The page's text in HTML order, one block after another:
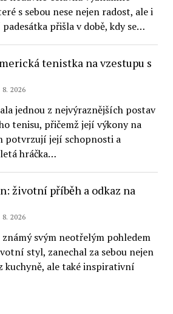
s sebou nese nejen radost, ale i
přišla v době, kdy se…
tenistka na vzestupu s
2026
jednou z nejvýraznějších postav
tenisu, přičemž její výkony na
potvrzují její schopnosti a
hráčka…
životní příběh a odkaz na
2026
svým neotřelým pohledem
styl, zanechal za sebou nejen
kuchyně, ale také inspirativní